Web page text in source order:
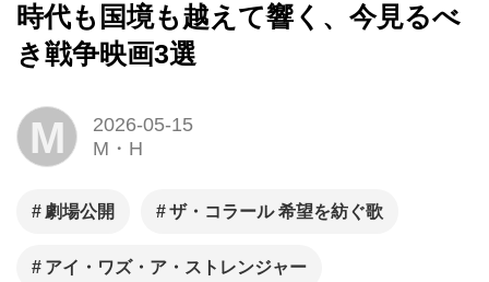
時代も国境も越えて響く、今見るべ
き戦争映画3選
M
2026-05-15
M・H
劇場公開 ザ・コラール 希望を紡ぐ歌
アイ・ワズ・ア・ストレンジャー